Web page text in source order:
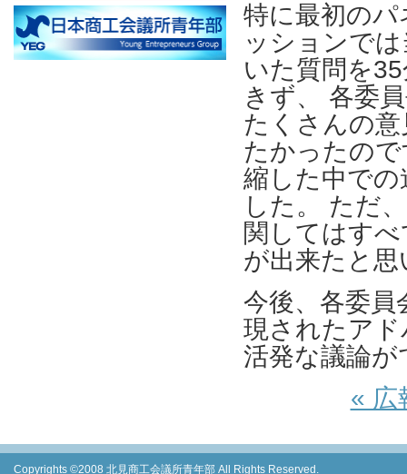
特に最初の
ッションで
いた質問を
きず、 各委
たくさんの
たかったの
縮した中で
した。 ただ
関してはす
が出来たと
今後、各委員
現されたア
活発な議論
« 広
Copyrights ©2008 北見商工会議所青年部 All Rights Reserved.